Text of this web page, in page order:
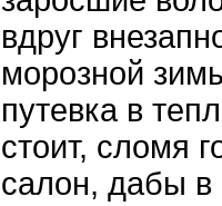
вдруг
морозной
путевка в
стоит, сломя
салон, дабы в